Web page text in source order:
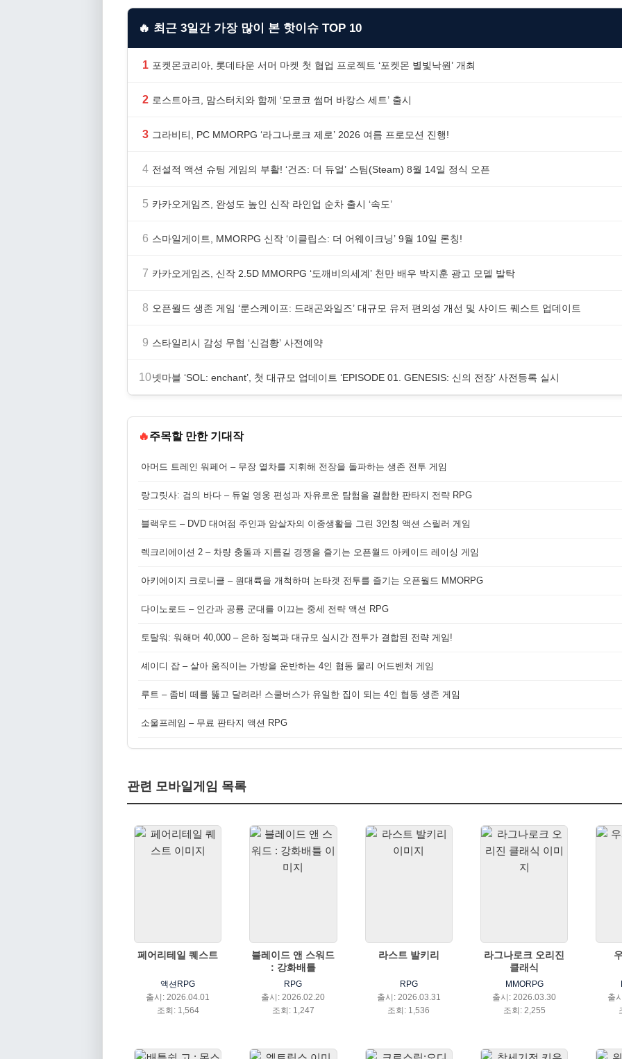
🔥 최근 3일간 가장 많이 본 핫이슈 TOP 10
1 포켓몬코리아, 롯데타운 서머 마켓 첫 협업 프로젝트 ‘포켓몬 별빛낙원’ 개최
2 로스트아크, 맘스터치와 함께 ‘모코코 썸머 바캉스 세트’ 출시
3 그라비티, PC MMORPG ‘라그나로크 제로’ 2026 여름 프로모션 진행!
4 전설적 액션 슈팅 게임의 부활! ‘건즈: 더 듀얼’ 스팀(Steam) 8월 14일 정식 오픈
5 카카오게임즈, 완성도 높인 신작 라인업 순차 출시 ‘속도’
6 스마일게이트, MMORPG 신작 ‘이클립스: 더 어웨이크닝’ 9월 10일 론칭!
7 카카오게임즈, 신작 2.5D MMORPG ‘도깨비의세계’ 천만 배우 박지훈 광고 모델 발탁
8 오픈월드 생존 게임 ‘룬스케이프: 드래곤와일즈’ 대규모 유저 편의성 개선 및 사이드 퀘스트 업데이트
9 스타일리시 감성 무협 ‘신검황’ 사전예약
10넷마블 ‘SOL: enchant’, 첫 대규모 업데이트 ‘EPISODE 01. GENESIS: 신의 전장’ 사전등록 실시
🔥주목할 만한 기대작
아머드 트레인 워페어 – 무장 열차를 지휘해 전장을 돌파하는 생존 전투 게임
랑그릿사: 검의 바다 – 듀얼 영웅 편성과 자유로운 탐험을 결합한 판타지 전략 RPG
블랙우드 – DVD 대여점 주인과 암살자의 이중생활을 그린 3인칭 액션 스릴러 게임
렉크리에이션 2 – 차량 충돌과 지름길 경쟁을 즐기는 오픈월드 아케이드 레이싱 게임
아키에이지 크로니클 – 원대륙을 개척하며 논타겟 전투를 즐기는 오픈월드 MMORPG
다이노로드 – 인간과 공룡 군대를 이끄는 중세 전략 액션 RPG
토탈워: 워해머 40,000 – 은하 정복과 대규모 실시간 전투가 결합된 전략 게임!
셰이디 잡 – 살아 움직이는 가방을 운반하는 4인 협동 물리 어드벤처 게임
루트 – 좀비 떼를 뚫고 달려라! 스쿨버스가 유일한 집이 되는 4인 협동 생존 게임
소울프레임 – 무료 판타지 액션 RPG
관련 모바일게임 목록
페어리테일 퀘스트
액션RPG
출시: 2026.04.01
조회: 1,564
블레이드 앤 스워드
: 강화배틀
RPG
출시: 2026.02.20
조회: 1,247
라스트 발키리
RPG
출시: 2026.03.31
조회: 1,536
라그나로크 오리진
클래식
MMORPG
출시: 2026.03.30
조회: 2,255
출